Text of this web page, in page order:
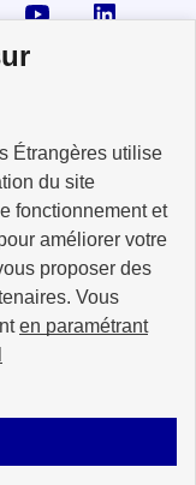
Étrangères utilise
du site
fonctionnement et
améliorer votre
proposer des
Vous
en paramétrant
compte Instagram
Visiter le compte TikTok
Visiter le
Mentions légales